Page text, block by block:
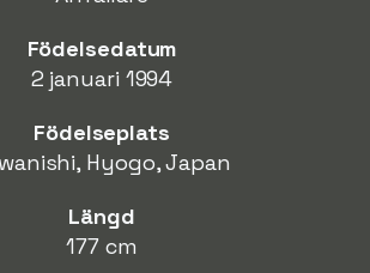
Födelsedatum
2 januari 1994
Födelseplats
Hyogo, Japan
Längd
177 cm